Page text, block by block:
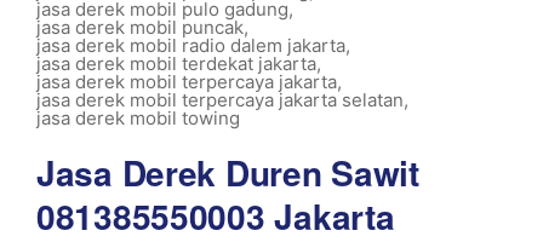
jasa derek mobil pulo gadung,
jasa derek mobil puncak,
jasa derek mobil radio dalem jakarta,
jasa derek mobil terdekat jakarta,
jasa derek mobil terpercaya jakarta,
jasa derek mobil terpercaya jakarta selatan,
jasa derek mobil towing
Jasa Derek Duren Sawit
081385550003 Jakarta